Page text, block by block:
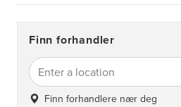
Finn forhandler
Finn forhandlere nær deg